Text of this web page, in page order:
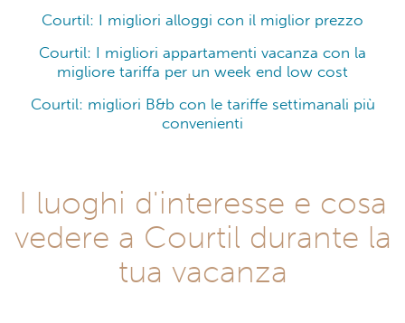
Courtil: I migliori alloggi con il miglior prezzo
Courtil: I migliori appartamenti vacanza con la
migliore tariffa per un week end low cost
Courtil: migliori B&b con le tariffe settimanali più
convenienti
I luoghi d'interesse e cosa
vedere a Courtil durante la
tua vacanza